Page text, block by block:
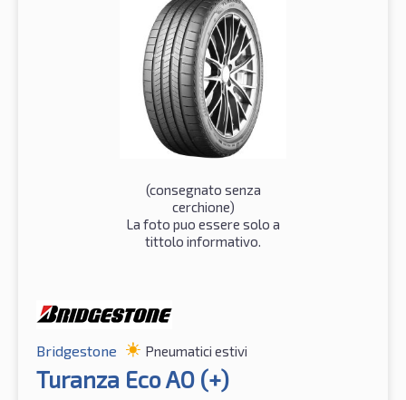
(consegnato senza
cerchione)
La foto puo essere solo a
tittolo informativo.
Bridgestone Pneumatici estivi
Turanza Eco AO (+)